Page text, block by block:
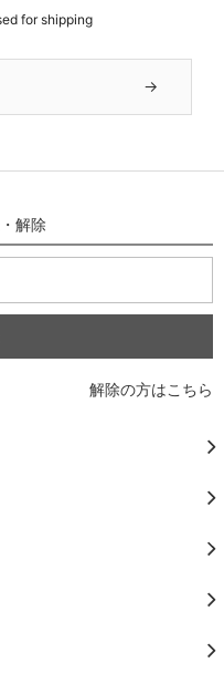
for shipping
→
解除
解除の方はこちら